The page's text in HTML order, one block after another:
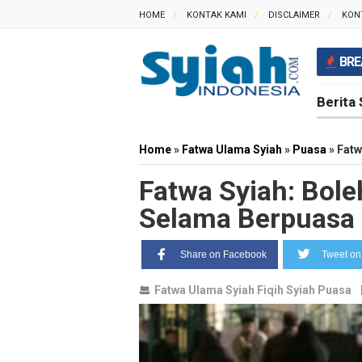
HOME KONTAK KAMI DISCLAIMER
Berita
Home» Fatwa Ulama Syiah » Puasa »
Fatwa Syiah:
Selama Berpuasa
Share on Facebook Tweet
Fatwa Ulama Syiah Fiqih Syiah Puasa